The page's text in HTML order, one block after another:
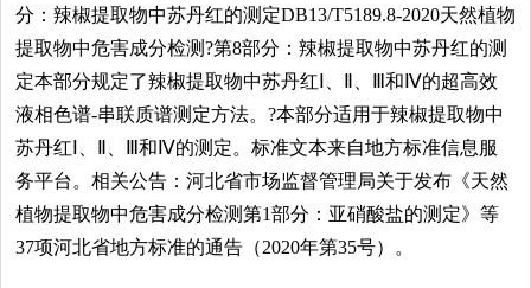
分：辣椒提取物中苏丹红的测定DB13/T5189.8-2020天然植物
提取物中危害成分检测?第8部分：辣椒提取物中苏丹红的测
定本部分规定了辣椒提取物中苏丹红Ⅰ、Ⅱ、Ⅲ和Ⅳ的超高效
液相色谱-串联质谱测定方法。?本部分适用于辣椒提取物中
苏丹红Ⅰ、Ⅱ、Ⅲ和Ⅳ的测定。标准文本来自地方标准信息服
务平台。相关公告：河北省市场监督管理局关于发布《天然
植物提取物中危害成分检测第1部分：亚硝酸盐的测定》等
37项河北省地方标准的通告（2020年第35号）。